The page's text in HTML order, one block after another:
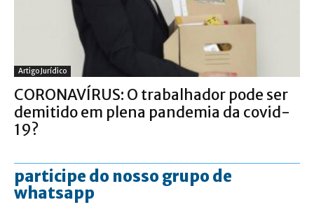
Artigo Jurídico
CORONAVÍRUS: O trabalhador pode ser
demitido em plena pandemia da covid-
19?
participe do nosso grupo de
whatsapp